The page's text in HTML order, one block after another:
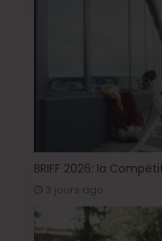
BRIFF 2026: la
3 jours ago